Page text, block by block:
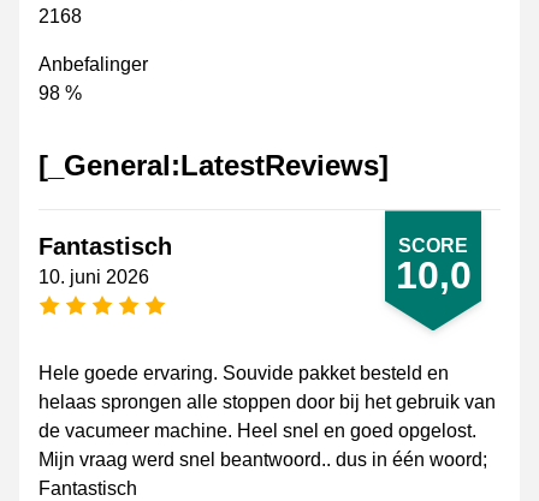
2168
Anbefalinger
98 %
[_General:LatestReviews]
SCORE
10,0
Fantastisch
10. juni 2026
[_General:NumberOfStarsPluralFormat]
Hele goede ervaring. Souvide pakket besteld en
helaas sprongen alle stoppen door bij het gebruik van
de vacumeer machine. Heel snel en goed opgelost.
Mijn vraag werd snel beantwoord.. dus in één woord;
Fantastisch